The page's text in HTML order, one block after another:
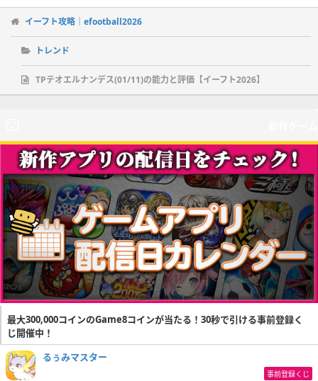
イーフト攻略｜efootball2026
トレンド
TPテオエルナンデス(01/11)の能力と評価【イーフト2026】
最大300,000コインのGame8コインが当たる！30秒で引ける事前登録く
じ開催中！
るぅみマスター
事前登録くじ